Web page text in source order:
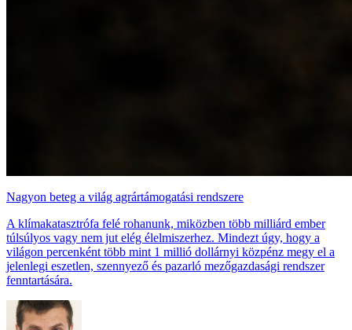
Nagyon beteg a világ agrártámogatási rendszere
A klímakatasztrófa felé rohanunk, miközben több milliárd ember
túlsúlyos vagy nem jut elég élelmiszerhez. Mindezt úgy, hogy a
világon percenként több mint 1 millió dollárnyi közpénz megy el a
jelenlegi eszetlen, szennyező és pazarló mezőgazdasági rendszer
fenntartására.